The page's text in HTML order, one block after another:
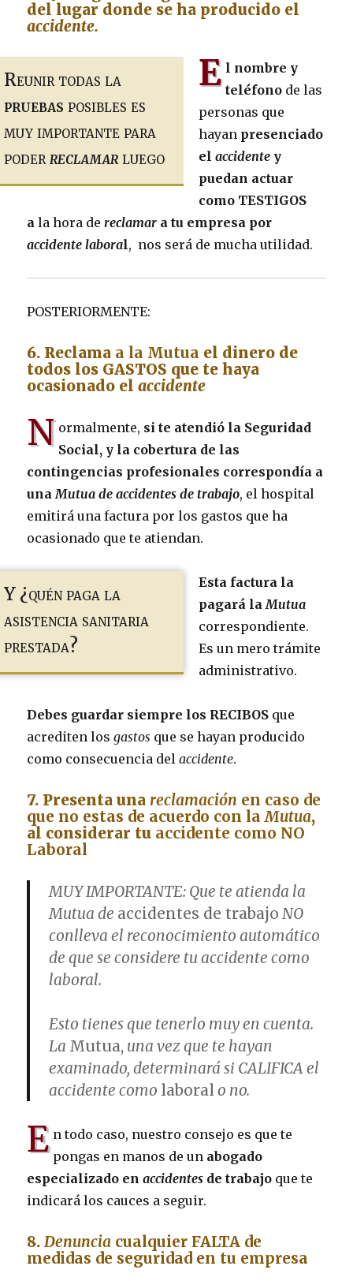
del lugar donde se ha producido el
accidente.
Reunir todas la
pruebas posibles es
muy importante para
poderreclamarluego
E l nombre y
teléfonode las
personas que
hayan presenciado
elaccidente y
puedan actuar
como TESTIGOS
a la hora de reclamar a tu empresa por
accidente laboral, nos será de mucha utilidad.
POSTERIORMENTE:
6. Reclama a la Mutua el dinero de
todos los GASTOS que te haya
ocasionado elaccidente
N ormalmente, si te atendió la Seguridad
Social, y la cobertura de las
contingencias profesionales correspondía a
una Mutua de accidentes de trabajo, el hospital
emitirá una factura por los gastos que ha
ocasionado que te atiendan.
Y ¿quén paga la
asistencia sanitaria
prestada?
Esta factura la
pagará laMutua
correspondiente.
Es un mero trámite
administrativo.
Debes guardar siempre los RECIBOS que
acrediten losgastos que se hayan producido
como consecuencia delaccidente.
7. Presenta una reclamación en caso de
que no estas de acuerdo con la Mutua,
al considerar tu accidente como NO
Laboral
MUY IMPORTANTE: Que te atienda la
Mutua de accidentes de trabajo NO
conlleva el reconocimiento automático
de que se considere tuaccidente como
laboral.
Esto tienes que tenerlo muy en cuenta.
La Mutua, una vez que te hayan
examinado, determinará si CALIFICA el
accidente como laboral o no.
E n todo caso, nuestro consejo es que te
pongas en manos de un abogado
especializado enaccidentes de trabajo que te
indicará los cauces a seguir.
8. Denuncia cualquier FALTA de
medidas de seguridad en tu empresa